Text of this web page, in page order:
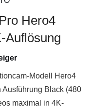
Hero4
Auflösung
Modell Hero4
Ausführung Black (480
maximal in 4K-